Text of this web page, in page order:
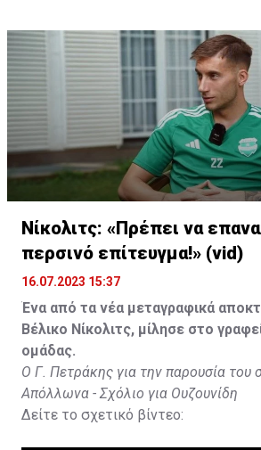
Νίκολιτς: «Πρέπει να
περσινό επίτευγμα!» (vid)
16.07.2023 15:37
Ένα από τα νέα μεταγραφικά
Βέλικο Νίκολιτς, μίλησε στο
ομάδας.
Ο Γ. Πετράκης για την παρουσία του
Απόλλωνα - Σχόλιο για Ουζουνίδη
Δείτε το σχετικό βίντεο: